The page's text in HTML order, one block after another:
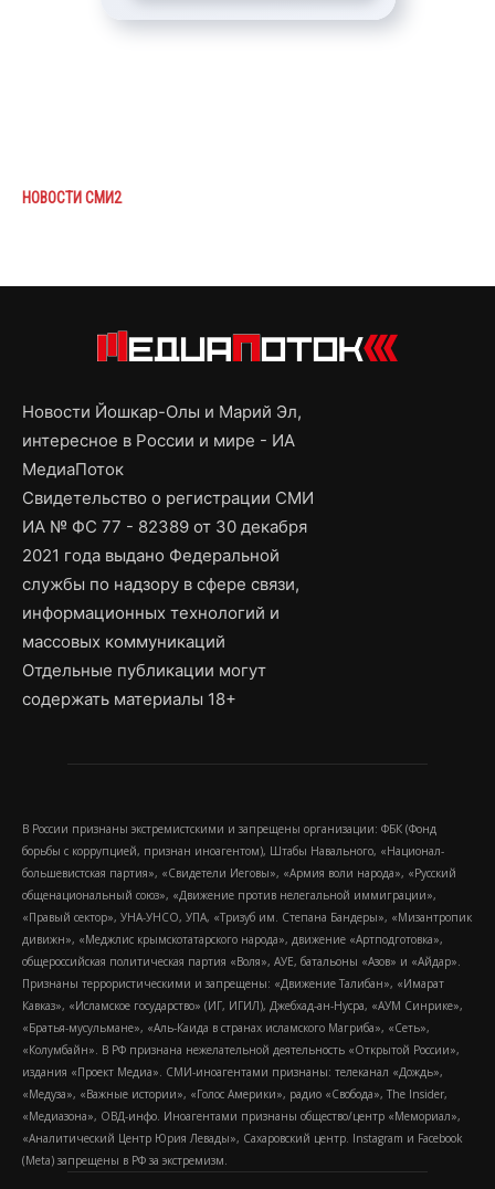
НОВОСТИ СМИ2
Новости Йошкар-Олы и Марий Эл,
интересное в России и мире - ИА
МедиаПоток
Свидетельство о регистрации СМИ
ИА № ФС 77 - 82389 от 30 декабря
2021 года выдано Федеральной
службы по надзору в сфере связи,
информационных технологий и
массовых коммуникаций
Отдельные публикации могут
содержать материалы 18+
В России признаны экстремистскими и запрещены организации: ФБК (Фонд
борьбы с коррупцией, признан иноагентом), Штабы Навального, «Национал-
большевистская партия», «Свидетели Иеговы», «Армия воли народа», «Русский
общенациональный союз», «Движение против нелегальной иммиграции»,
«Правый сектор», УНА-УНСО, УПА, «Тризуб им. Степана Бандеры», «Мизантропик
дивижн», «Меджлис крымскотатарского народа», движение «Артподготовка»,
общероссийская политическая партия «Воля», АУЕ, батальоны «Азов» и «Айдар».
Признаны террористическими и запрещены: «Движение Талибан», «Имарат
Кавказ», «Исламское государство» (ИГ, ИГИЛ), Джебхад-ан-Нусра, «АУМ Синрике»,
«Братья-мусульмане», «Аль-Каида в странах исламского Магриба», «Сеть»,
«Колумбайн». В РФ признана нежелательной деятельность «Открытой России»,
издания «Проект Медиа». СМИ-иноагентами признаны: телеканал «Дождь»,
«Медуза», «Важные истории», «Голос Америки», радио «Свобода», The Insider,
«Медиазона», ОВД-инфо. Иноагентами признаны общество/центр «Мемориал»,
«Аналитический Центр Юрия Левады», Сахаровский центр. Instagram и Facebook
(Metа) запрещены в РФ за экстремизм.